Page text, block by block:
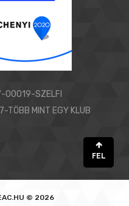
00019-SZELFI
MINT EGY KLUB
FEL
© 2026